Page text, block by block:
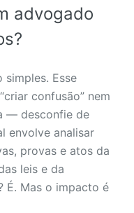
advogado
Esse
confusão” nem
— desconfie de
envolve analisar
provas e atos da
leis e da
É. Mas o impacto é